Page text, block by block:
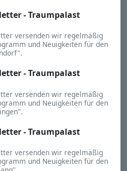
- Traumpalast
versenden wir regelmäßig
und Neuigkeiten für den
- Traumpalast
versenden wir regelmäßig
und Neuigkeiten für den
- Traumpalast
versenden wir regelmäßig
und Neuigkeiten für den